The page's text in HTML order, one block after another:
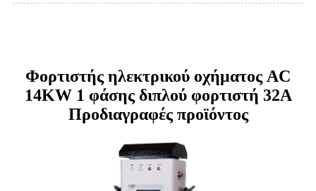
Φορτιστής ηλεκτρικού οχήματος AC
14KW 1 φάσης διπλού φορτιστή 32A
Προδιαγραφές προϊόντος